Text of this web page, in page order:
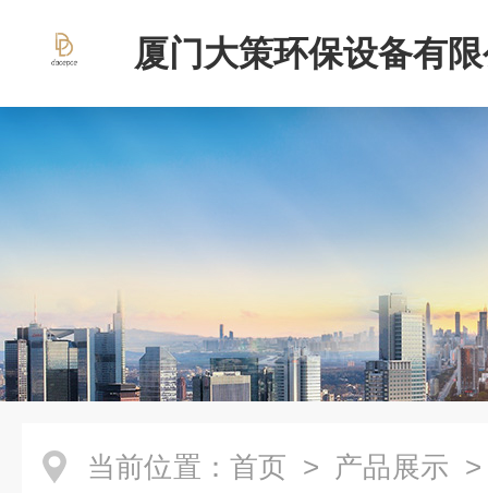
厦门大策环保设备有
当前位置： 首页 > 产品展示